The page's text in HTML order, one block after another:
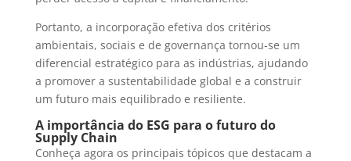
Portanto, a incorporação efetiva dos critérios
ambientais, sociais e de governança tornou-se um
diferencial estratégico para as indústrias, ajudando
a promover a sustentabilidade global e a construir
um futuro mais equilibrado e resiliente.
A importância do ESG para o futuro do
Supply Chain
Conheça agora os principais tópicos que destacam a